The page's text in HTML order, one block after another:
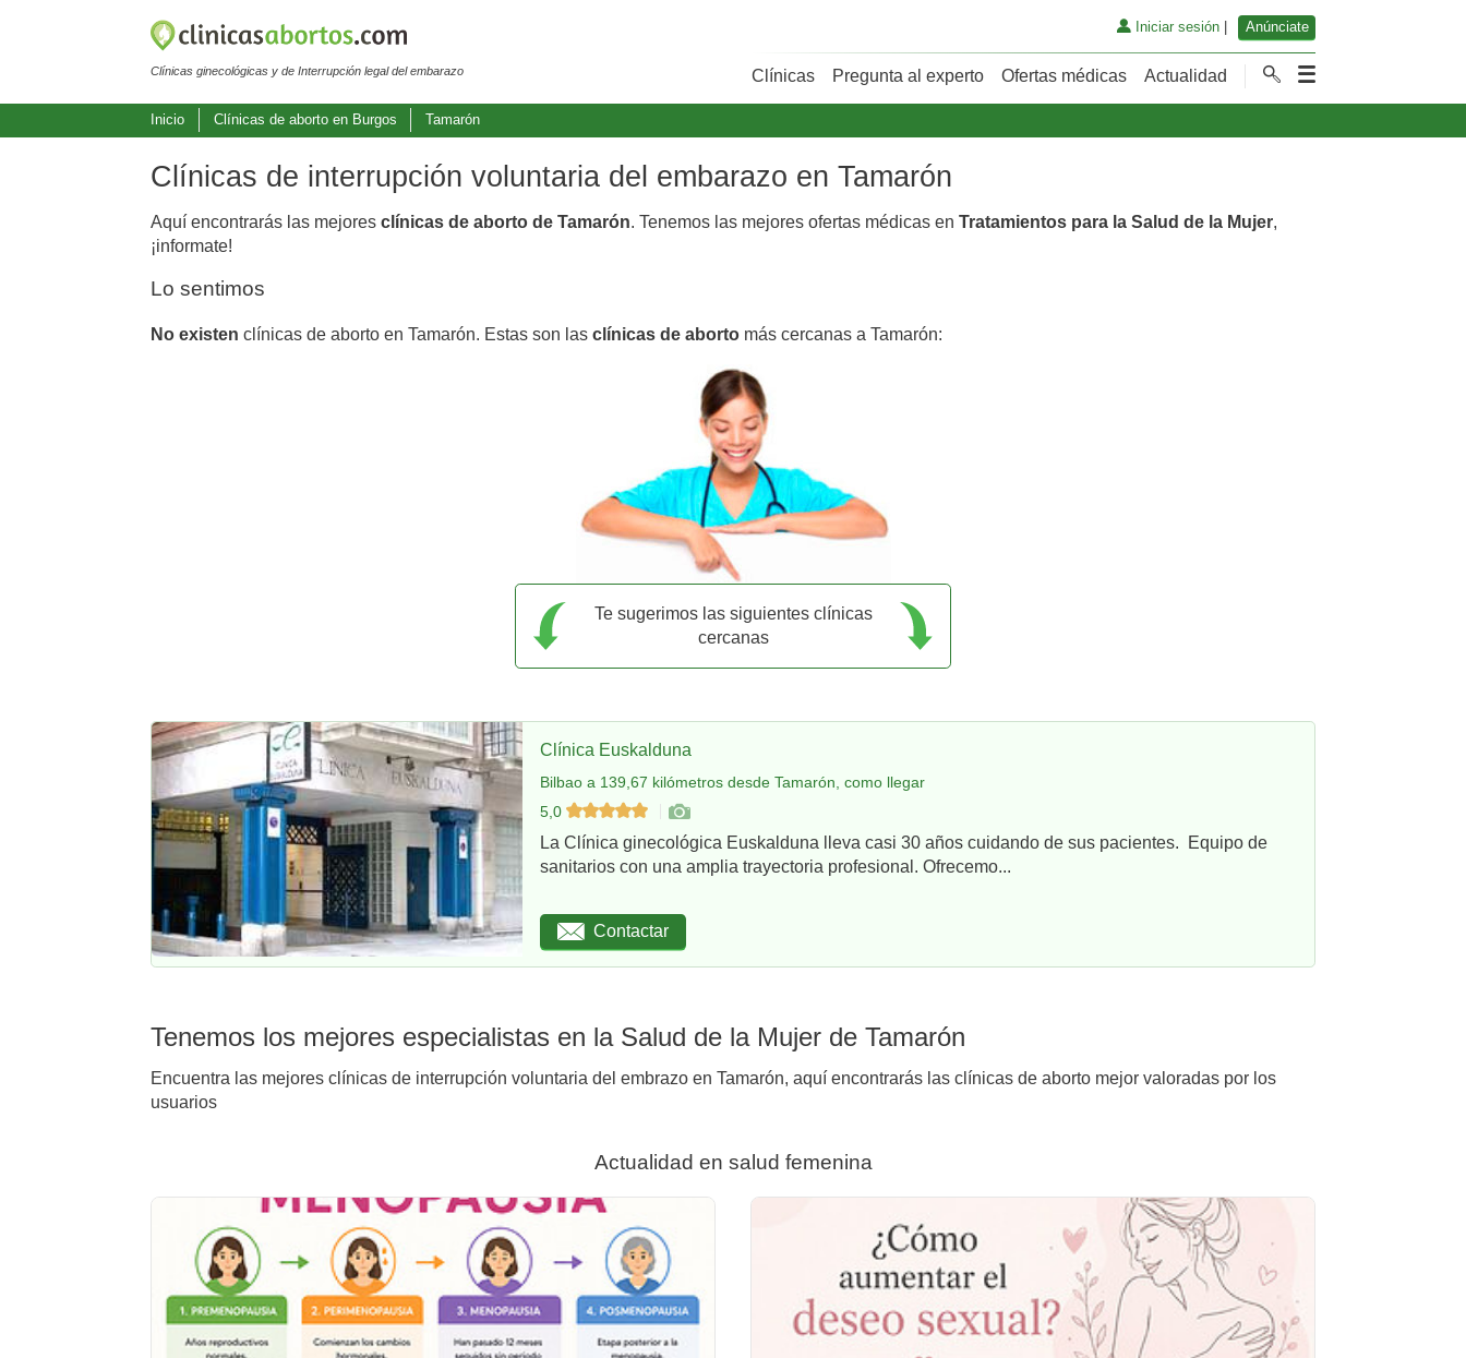
Clínicas ginecológicas y de Interrupción legal del embarazo
Iniciar sesión| Anúnciate
Clínicas Pregunta al experto Ofertas médicas Actualidad
Inicio Clínicas de aborto en Burgos Tamarón
Clínicas de interrupción voluntaria del embarazo en Tamarón
Aquí encontrarás las mejores clínicas de aborto de Tamarón. Tenemos las mejores ofertas médicas en Tratamientos para la Salud de la Mujer,
¡informate!
Lo sentimos
No existen clínicas de aborto en Tamarón. Estas son las clínicas de aborto más cercanas a Tamarón:
Te sugerimos las siguientes clínicas
cercanas
Clínica Euskalduna
Bilbao a 139,67 kilómetros desde Tamarón, como llegar
5,0
La Clínica ginecológica Euskalduna lleva casi 30 años cuidando de sus pacientes. Equipo de
sanitarios con una amplia trayectoria profesional. Ofrecemo...
Contactar
Tenemos los mejores especialistas en la Salud de la Mujer de Tamarón
Encuentra las mejores clínicas de interrupción voluntaria del embrazo en Tamarón, aquí encontrarás las clínicas de aborto mejor valoradas por los
usuarios
Actualidad en salud femenina